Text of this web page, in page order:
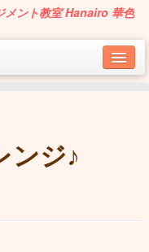
メント教室 Hanairo 華色
ンジ♪